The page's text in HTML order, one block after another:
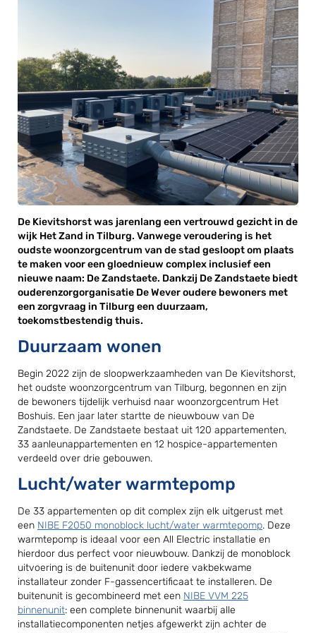
De Kievitshorst was jarenlang een vertrouwd gezicht in de
wijk Het Zand in Tilburg. Vanwege veroudering is het
oudste woonzorgcentrum van de stad gesloopt om plaats
te maken voor een gloednieuw complex inclusief een
nieuwe naam: De Zandstaete. Dankzij De Zandstaete biedt
ouderenzorgorganisatie De Wever oudere bewoners met
een zorgvraag in Tilburg een duurzaam,
toekomstbestendig thuis.
Duurzaam wonen
Begin 2022 zijn de sloopwerkzaamheden van De Kievitshorst,
het oudste woonzorgcentrum van Tilburg, begonnen en zijn
de bewoners tijdelijk verhuisd naar woonzorgcentrum Het
Boshuis. Een jaar later startte de nieuwbouw van De
Zandstaete. De Zandstaete bestaat uit 120 appartementen,
33 aanleunappartementen en 12 hospice-appartementen
verdeeld over drie gebouwen.
Lucht/water warmtepomp
De 33 appartementen op dit complex zijn elk uitgerust met
een NIBE F2050 monoblock lucht/water warmtepomp. Deze
warmtepomp is ideaal voor een All Electric installatie en
hierdoor dus perfect voor nieuwbouw. Dankzij de monoblock
uitvoering is de buitenunit door iedere vakbekwame
installateur zonder F-gassencertificaat te installeren. De
buitenunit is gecombineerd met een NIBE VVM 225
binnenunit: een complete binnenunit waarbij alle
installatiecomponenten netjes afgewerkt zijn achter de